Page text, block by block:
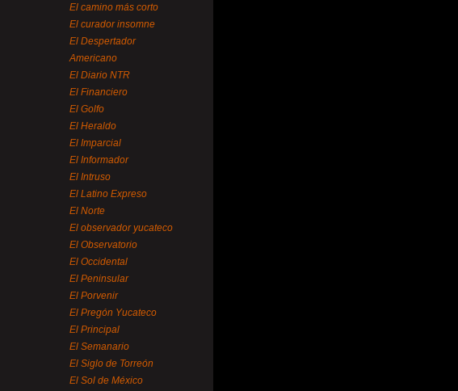
El camino más corto
El curador insomne
El Despertador
Americano
El Diario NTR
El Financiero
El Golfo
El Heraldo
El Imparcial
El Informador
El Intruso
El Latino Expreso
El Norte
El observador yucateco
El Observatorio
El Occidental
El Peninsular
El Porvenir
El Pregón Yucateco
El Principal
El Semanario
El Siglo de Torreón
El Sol de México